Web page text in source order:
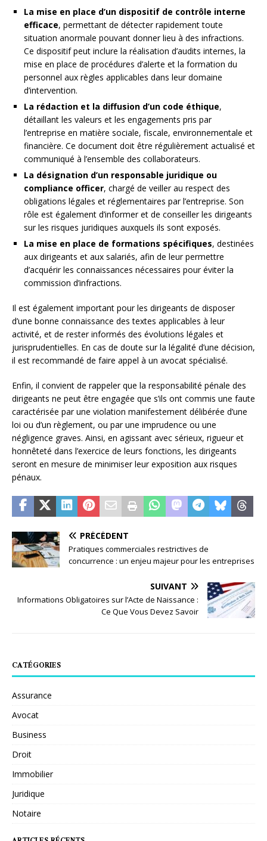
La mise en place d’un dispositif de contrôle interne
efficace, permettant de détecter rapidement toute
situation anormale pouvant donner lieu à des infractions.
Ce dispositif peut inclure la réalisation d’audits internes, la
mise en place de procédures d’alerte et la formation du
personnel aux règles applicables dans leur domaine
d’intervention.
La rédaction et la diffusion d’un code éthique,
détaillant les valeurs et les engagements pris par
l’entreprise en matière sociale, fiscale, environnementale et
financière. Ce document doit être régulièrement actualisé et
communiqué à l’ensemble des collaborateurs.
La désignation d’un responsable juridique ou
compliance officer, chargé de veiller au respect des
obligations légales et réglementaires par l’entreprise. Son
rôle est également d’informer et de conseiller les dirigeants
sur les risques juridiques auxquels ils sont exposés.
La mise en place de formations spécifiques, destinées
aux dirigeants et aux salariés, afin de leur permettre
d’acquérir les connaissances nécessaires pour éviter la
commission d’infractions.
Il est également important pour les dirigeants de disposer
d’une bonne connaissance des textes applicables à leur
activité, et de rester informés des évolutions légales et
jurisprudentielles. En cas de doute sur la légalité d’une décision,
il est recommandé de faire appel à un avocat spécialisé.
Enfin, il convient de rappeler que la responsabilité pénale des
dirigeants ne peut être engagée que s’ils ont commis une faute
caractérisée par une violation manifestement délibérée d’une
loi ou d’un règlement, ou par une imprudence ou une
négligence graves. Ainsi, en agissant avec sérieux, rigueur et
honnêteté dans l’exercice de leurs fonctions, les dirigeants
seront en mesure de minimiser leur exposition aux risques
pénaux.
PRÉCÉDENT
Pratiques commerciales restrictives de
concurrence : un enjeu majeur pour les entreprises
SUIVANT
Informations Obligatoires sur l’Acte de Naissance :
Ce Que Vous Devez Savoir
CATÉGORIES
Assurance
Avocat
Business
Droit
Immobilier
Juridique
Notaire